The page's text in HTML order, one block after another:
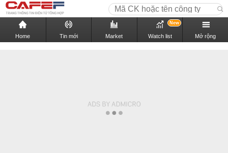
Home Tin mới Market Watch list
New
Mở rộng